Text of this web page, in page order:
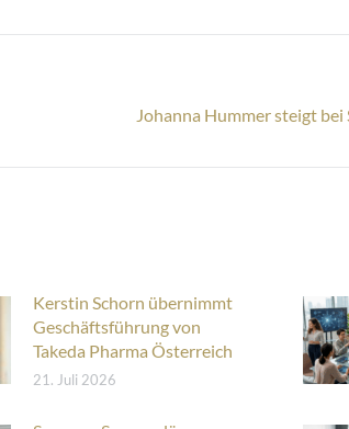
Nächster
Johanna Hummer steigt
Kerstin Schorn übernimmt
Geschäftsführung von
Takeda Pharma Österreich
21. Juli 2026